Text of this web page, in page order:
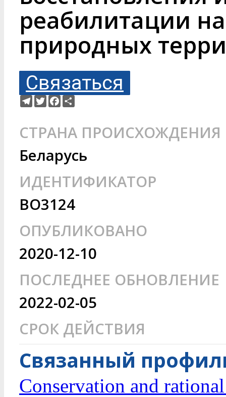
реабилитации
природных
Связаться
Telegram
TwitterFacebook
СТРАНА ПРОИСХОЖДЕНИЯ
Беларусь
ИДЕНТИФИКАТОР
BO3124
ОПУБЛИКОВАНО
2020-12-10
ПОСЛЕДНЕЕ ОБНОВЛЕНИЕ
2022-02-05
СРОК ДЕЙСТВИЯ
Связанный
Conservation and